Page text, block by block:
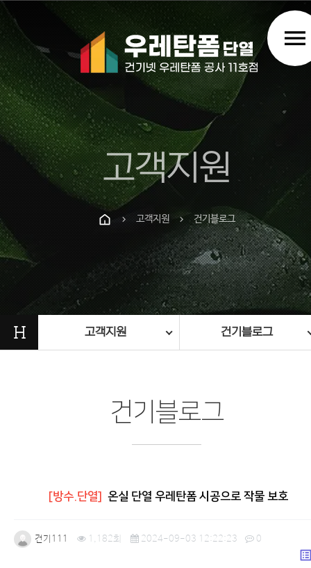
menu
고객지원
chevron_right 고객지원 chevron_right 건기블로그
H 고객지원 건기블로그
건기블로그
[방수.단열] 온실 단열 우레탄폼 시공으로 작물 보호
건기111 1,182회 2024-09-03 12:22:23 0